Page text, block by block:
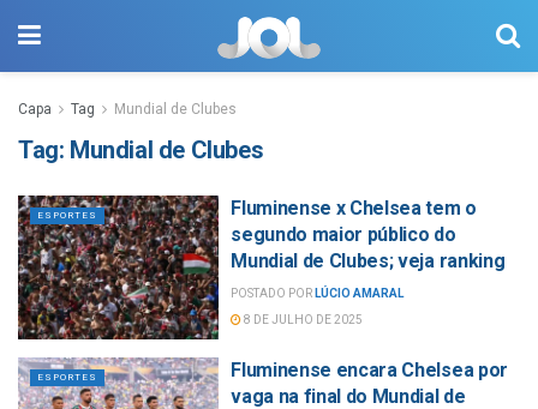
Capa Tag Mundial de Clubes
Tag: Mundial de Clubes
ESPORTES
Fluminense x Chelsea tem o
segundo maior público do
Mundial de Clubes; veja ranking
POSTADO POR LÚCIO AMARAL
8 DE JULHO DE 2025
ESPORTES
Fluminense encara Chelsea por
vaga na final do Mundial de